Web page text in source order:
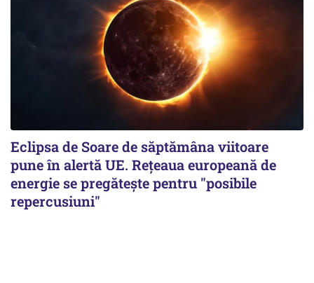
Eclipsa de Soare de săptămâna viitoare
pune în alertă UE. Rețeaua europeană de
energie se pregătește pentru "posibile
repercusiuni"